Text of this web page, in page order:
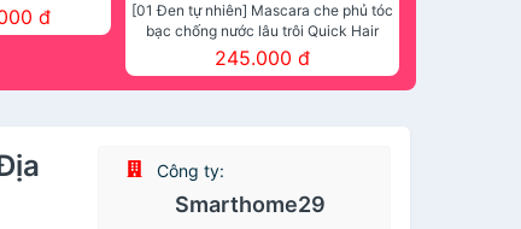
Face Shop
đ
[01 Đen tự nhiên] Mascara che phủ tóc
bạc chống nước lâu trôi Quick Hair
Waterproof Mascara The Face Shop
245.000 đ
Công ty:
Smarthome29